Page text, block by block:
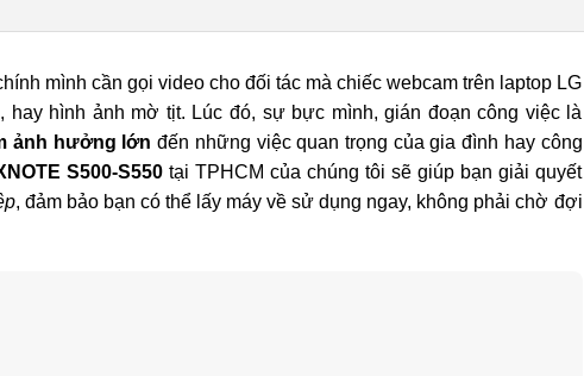
mình cần gọi video cho đối tác mà chiếc webcam trên laptop LG
hình ảnh mờ tịt. Lúc đó, sự bực mình, gián đoạn công việc là
ảnh hưởng lớn đến những việc quan trọng của gia đình hay công
S500-S550 tại TPHCM của chúng tôi sẽ giúp bạn giải quyết
, đảm bảo bạn có thể lấy máy về sử dụng ngay, không phải chờ đợi